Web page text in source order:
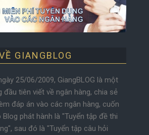
GIANGBLOG
25/06/2009, GiangBLOG là một
đầu tiên viết về ngân hàng, chia sẻ
đáp án vào các ngân hàng, cuốn
phát hành là "Tuyển tập đề thi
sau đó là "Tuyển tập câu hỏi